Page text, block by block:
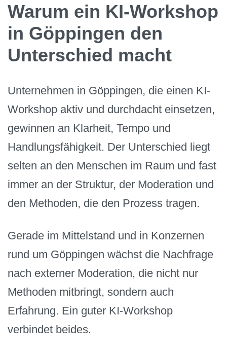
Warum ein KI-Workshop
in Göppingen den
Unterschied macht
Unternehmen in Göppingen, die einen KI-
Workshop aktiv und durchdacht einsetzen,
gewinnen an Klarheit, Tempo und
Handlungsfähigkeit. Der Unterschied liegt
selten an den Menschen im Raum und fast
immer an der Struktur, der Moderation und
den Methoden, die den Prozess tragen.
Gerade im Mittelstand und in Konzernen
rund um Göppingen wächst die Nachfrage
nach externer Moderation, die nicht nur
Methoden mitbringt, sondern auch
Erfahrung. Ein guter KI-Workshop
verbindet beides.